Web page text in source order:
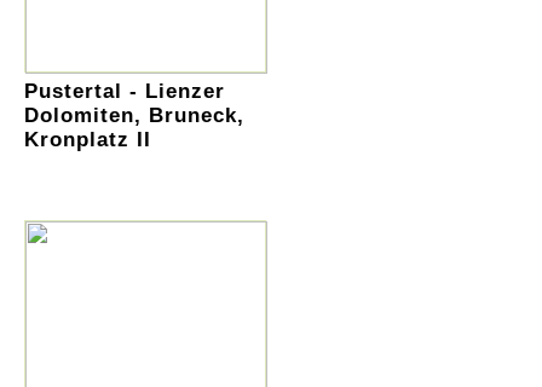
Pustertal - Lienzer
Dolomiten, Bruneck,
Kronplatz II